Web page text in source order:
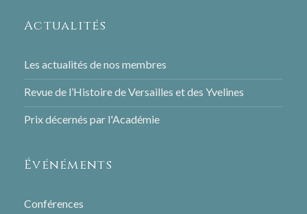
Actualités
Les actualités de nos membres
Revue de l’Histoire de Versailles et des Yvelines
Prix décernés par l'Académie
Événéments
Conférences